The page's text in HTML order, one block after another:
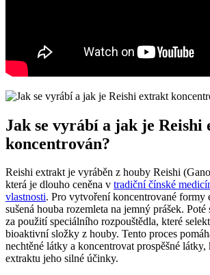
Jak se vyrábí a jak je Reishi
koncentrován?
Reishi extrakt je vyráběn z houby Reishi
která je dlouho ceněna v tradiční čínské
vlastnosti. Pro vytvoření koncentrované formy
sušená houba rozemleta na jemný prášek.
za použití speciálního rozpouštědla, které
bioaktivní složky z houby. Tento proces
nechtěné látky a koncentrovat prospěšné
extraktu jeho silné účinky.